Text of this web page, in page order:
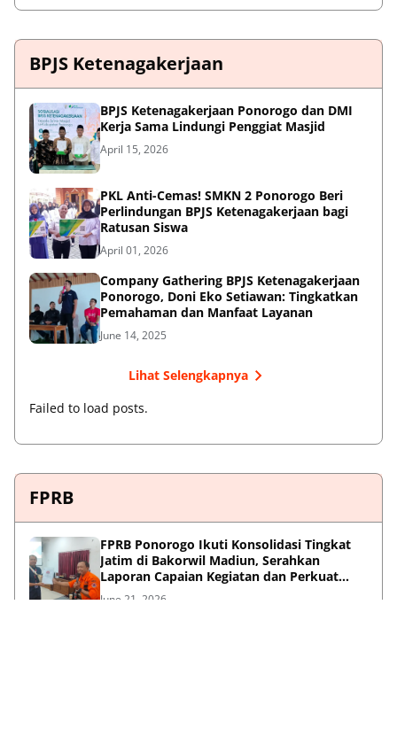
BPJS Ketenagakerjaan
BPJS Ketenagakerjaan Ponorogo dan DMI
Kerja Sama Lindungi Penggiat Masjid
April 15, 2026
PKL Anti-Cemas! SMKN 2 Ponorogo Beri
Perlindungan BPJS Ketenagakerjaan bagi
Ratusan Siswa
April 01, 2026
Company Gathering BPJS Ketenagakerjaan
Ponorogo, Doni Eko Setiawan: Tingkatkan
Pemahaman dan Manfaat Layanan
June 14, 2025
Lihat Selengkapnya
Failed to load posts.
FPRB
FPRB Ponorogo Ikuti Konsolidasi Tingkat
Jatim di Bakorwil Madiun, Serahkan
Laporan Capaian Kegiatan dan Perkuat
Sinergi Pentahelix
June 21, 2026